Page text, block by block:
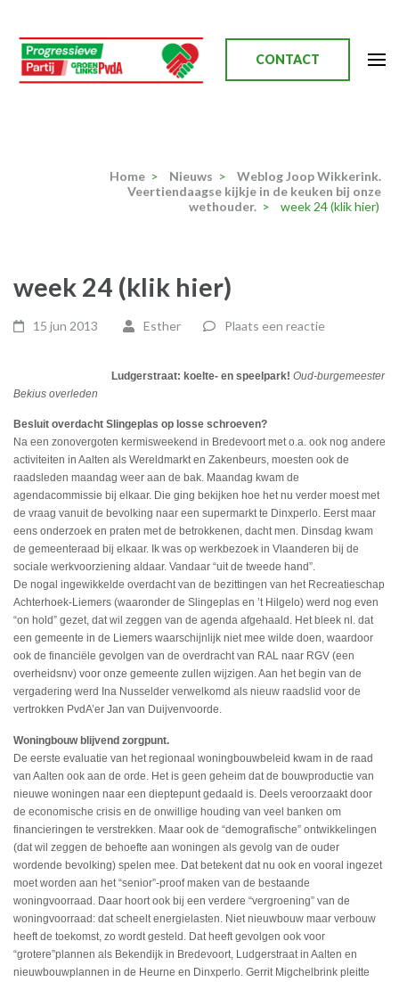
naar
inhoud
(Druk
CONTACT
Home > Nieuws >
Weblog Joop Wikkerink.
Veertiendaagse kijkje in de keuken bij onze
wethouder. > week 24 (klik hier)
week 24 (klik hier)
15 jun 2013 Esther Plaats een reactie
Ludgerstraat: koelte- en speelpark! Oud-burgemeester
Bekius overleden
Besluit overdacht Slingeplas op losse schroeven?
Na een zonovergoten kermisweekend in Bredevoort met o.a. ook nog andere
activiteiten in Aalten als Wereldmarkt en Zakenbeurs, moesten ook de
raadsleden maandag weer aan de bak. Maandag kwam de
agendacommissie bij elkaar. Die ging bekijken hoe het nu verder moest met
de vraag vanuit de bevolking naar een supermarkt te Dinxperlo. Eerst maar
eens onderzoek en praten met de betrokkenen, dacht men. Dinsdag kwam
de gemeenteraad bij elkaar. Ik was op werkbezoek in Vlaanderen bij de
sociale werkvoorziening aldaar. Vandaar “uit de tweede hand”.
De nogal ingewikkelde overdacht van de bezittingen van het Recreatieschap
Achterhoek-Liemers (waaronder de Slingeplas en ’t Hilgelo) werd nog even
“on hold” gezet, dat wil zeggen van de agenda afgehaald. Het bleek nl. dat
een gemeente in de Liemers waarschijnlijk niet mee wilde doen, waardoor
ook de financiële gevolgen van de overdracht van RAL naar RGV (een
overheidsnv) voor onze gemeente zullen wijzigen. Aan het begin van de
vergadering werd Ina Nusselder verwelkomd als nieuw raadslid voor de
vertrokken PvdA’er Jan van Duijvenvoorde.
Woningbouw blijvend zorgpunt.
De eerste evaluatie van het regionaal woningbouwbeleid kwam in de raad
van Aalten ook aan de orde. Het is geen geheim dat de bouwproductie van
nieuwe woningen naar een dieptepunt gedaald is. Deels veroorzaakt door
de economische crisis en de onwillige houding van veel banken om
financieringen te verstrekken. Maar ook de “demografische” ontwikkelingen
(dat wil zeggen de behoefte aan woningen als gevolg van de ouder
wordende bevolking) spelen mee. Dat betekent dat nu ook en vooral ingezet
moet worden aan het “senior”-proof maken van de bestaande
woningvoorraad. Daar hoort ook bij een verdere “vergroening” van de
woningvoorraad: dat scheelt energielasten. Niet nieuwbouw maar verbouw
heeft de toekomst, zo wordt gesteld. Dat heeft gevolgen ook voor
“grotere”plannen als Bekendijk in Bredevoort, Ludgerstraat in Aalten en
nieuwbouwplannen in de Heurne en Dinxperlo. Gerrit Migchelbrink pleitte